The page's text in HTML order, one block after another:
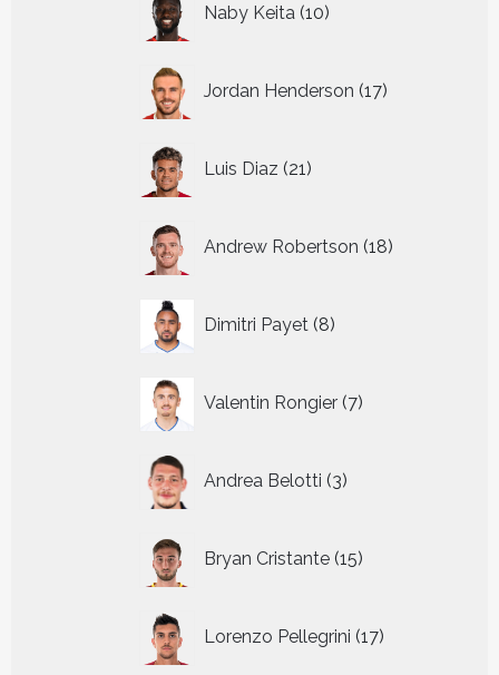
Naby Keita 10
producten
Jordan Henderson 17
producten
Luis Diaz 21
producten
Andrew Robertson 18
producten
Dimitri Payet 8
producten
Valentin Rongier 7
producten
Andrea Belotti 3
producten
Bryan Cristante 15
producten
Lorenzo Pellegrini 17
producten